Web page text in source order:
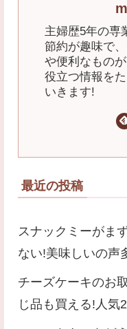
主婦歴5年の専
節約が趣味で
や便利なものが
役立つ情報を
いきます!
最近の投稿
スナックミーがま
ない!美味しいの声
チーズケーキのお
じ品も買える!人気